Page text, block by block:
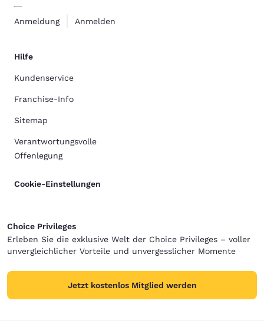
Anmeldung Anmelden
Hilfe
Kundenservice
Franchise-Info
Sitemap
Verantwortungsvolle
Offenlegung
Cookie-Einstellungen
Choice Privileges
Erleben Sie die exklusive Welt der Choice Privileges – voller
unvergleichlicher Vorteile und unvergesslicher Momente
Jetzt kostenlos Mitglied werden